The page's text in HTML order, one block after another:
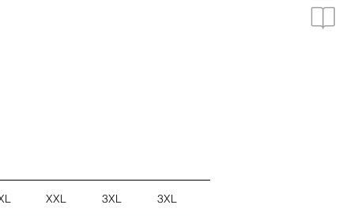
XXL 3XL 3XL